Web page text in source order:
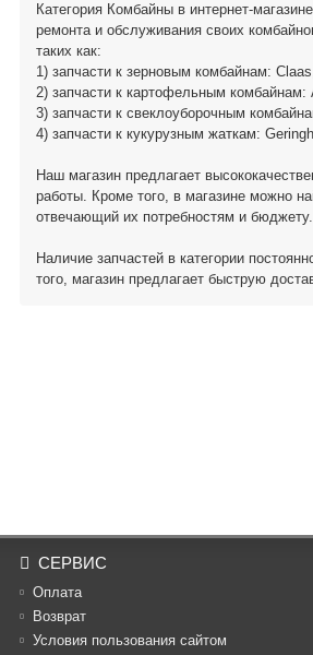
Категория Комбайны в интернет-
ремонта и обслуживания своих
таких как:
1) запчасти к зерновым комбайнам:
2) запчасти к картофельным комбайнам:
3) запчасти к свеклоуборочным
4) запчасти к кукурузным жаткам:
Наш магазин предлагает
работы. Кроме того, в магазине можно
отвечающий их потребностям и бюджету.
Наличие запчастей в категории
того, магазин предлагает быструю
СЕРВИС
Оплата
Возврат
Условия пользования сайтом